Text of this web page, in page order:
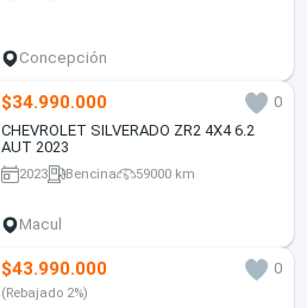
Concepción
$34.990.000
0
CHEVROLET SILVERADO ZR2 4X4 6.2
AUT 2023
2023 Bencina 59000 km
Macul
$43.990.000 0
(Rebajado 2%)